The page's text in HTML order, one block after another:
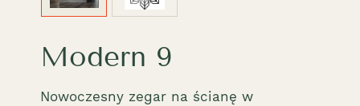
Modern 9
Nowoczesny zegar na ścianę w